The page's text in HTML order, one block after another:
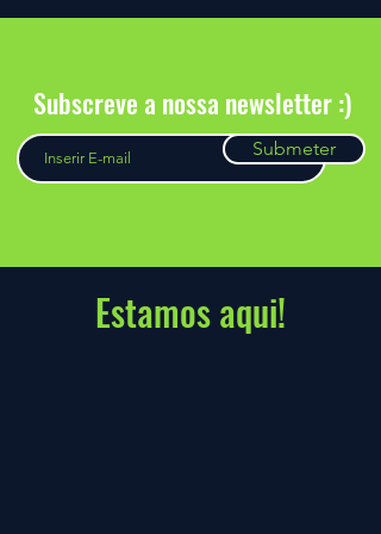
Subscreve a nossa newsletter :)
Submeter
Estamos aqui!